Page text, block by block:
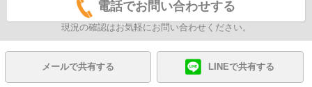
電話でお問い合わせする
現況の確認はお気軽にお問い合わせください。
メールで共有する LINEで共有する